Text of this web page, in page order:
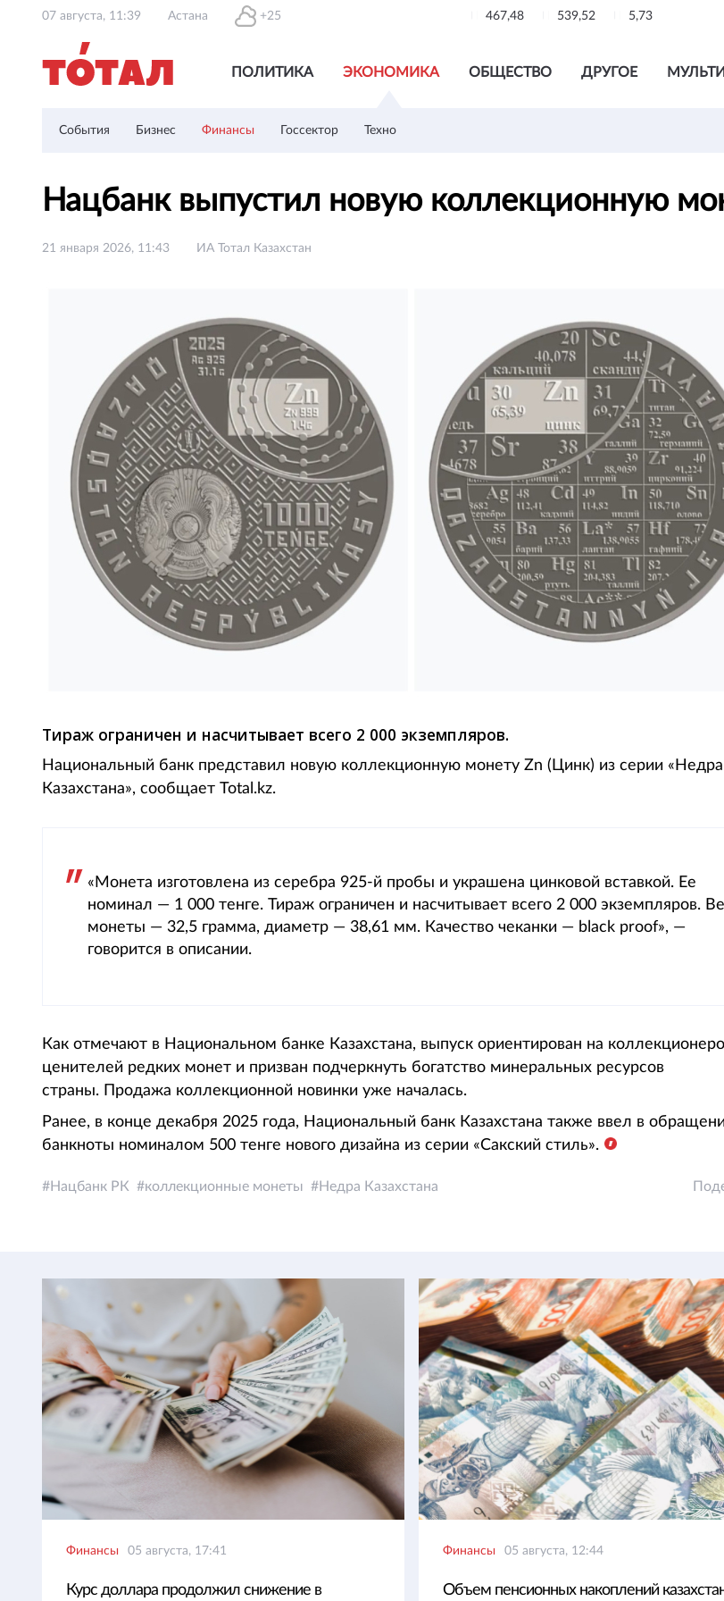
07 августа, 11:39 Астана +25 467,48 539,52 5,73
ПОЛИТИКА ЭКОНОМИКА ОБЩЕСТВО ДРУГОЕ
События Бизнес Финансы Госсектор Техно
Нацбанк выпустил новую коллекционную
21 января 2026, 11:43 ИА Тотал Казахстан
Тираж ограничен и насчитывает всего 2 000 экземпляров.
Национальный банк представил новую коллекционную монету Zn (Цинк) из серии «Недра
Казахстана», сообщает Total.kz.
«Монета изготовлена из серебра 925-й пробы и украшена цинковой вставкой. Ее
номинал — 1 000 тенге. Тираж ограничен и насчитывает всего 2 000 экземпляров.
монеты — 32,5 грамма, диаметр — 38,61 мм. Качество чеканки — black proof», —
говорится в описании.
Как отмечают в Национальном банке Казахстана, выпуск ориентирован на
ценителей редких монет и призван подчеркнуть богатство минеральных ресурсов
страны. Продажа коллекционной новинки уже началась.
Ранее, в конце декабря 2025 года, Национальный банк Казахстана также ввел в
банкноты номиналом 500 тенге нового дизайна из серии «Сакский стиль».
Нацбанк РК коллекционные монеты Недра Казахстана
Финансы 05 августа, 17:41
Курс доллара продолжил снижение в
Финансы 05 августа, 12:44
Объем пенсионных накоплений